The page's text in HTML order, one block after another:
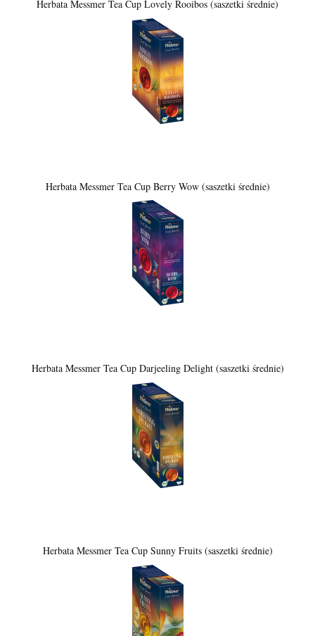
Herbata Messmer Tea Cup Lovely Rooibos (saszetki średnie)
Herbata Messmer Tea Cup Berry Wow (saszetki średnie)
Herbata Messmer Tea Cup Darjeeling Delight (saszetki średnie)
Herbata Messmer Tea Cup Sunny Fruits (saszetki średnie)